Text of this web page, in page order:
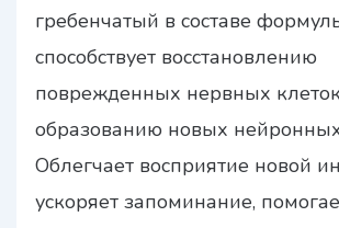
гребенчатый в составе
способствует восстановлению
поврежденных нервных
образованию новых
Облегчает восприятие новой
ускоряет запоминание,